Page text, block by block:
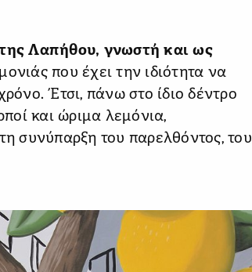
Λαπήθου, γνωστή και ως
που έχει την ιδιότητα να
Έτσι, πάνω στο ίδιο δέντρο
και ώριμα λεμόνια,
συνύπαρξη του παρελθόντος, του